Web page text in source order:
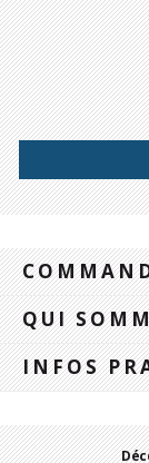
QUI
INFOS